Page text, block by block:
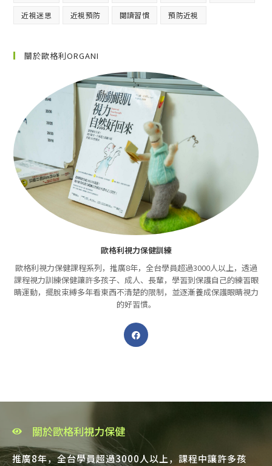
近視迷思 近視預防 閱讀習慣 預防近視
關於歐格利ORGANI
歐格利視力保健訓練
歐格利視力保健課程系列，推廣8年，全台學員超過3000人以上，透過
課程視力訓練保健讓許多孩子、成人、長輩，學習到保護自己的練習眼
睛運動，擺脫束縛多年看東西不清楚的限制，並逐漸養成保護眼睛視力
的好習慣。
關於歐格利視力保健
推廣8年，全台學員超過3000人以上，課程中讓許多孩